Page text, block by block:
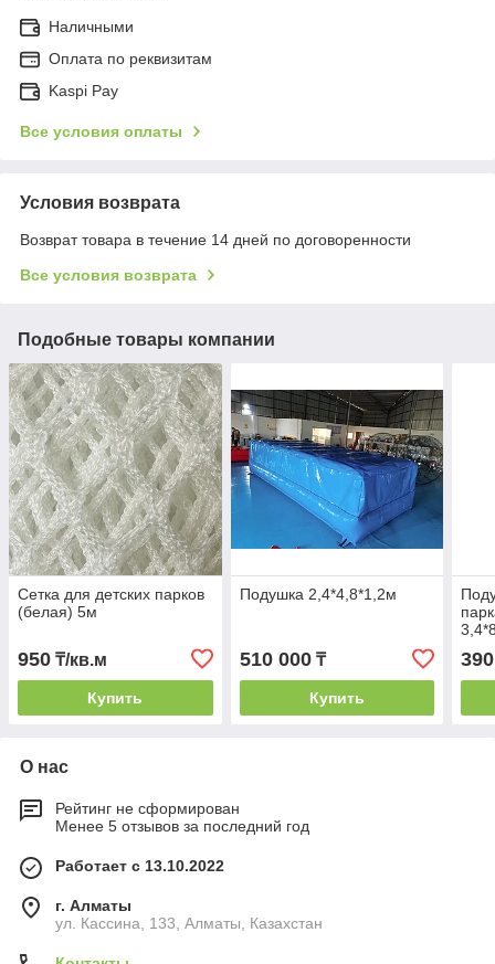
Наличными
Оплата по реквизитам
Kaspi Pay
Все условия оплаты
Условия возврата
Возврат товара в течение 14 дней по договоренности
Все условия возврата
Подобные товары компании
Сетка для детских парков
(белая) 5м
950 ₸/кв.м
Купить
Подушка 2,4*4,8*1,2м
510 000₸
Купить
О нас
Рейтинг не сформирован
Менее 5 отзывов за последний год
Работает с 13.10.2022
г. Алматы
ул. Кассина, 133, Алматы, Казахстан